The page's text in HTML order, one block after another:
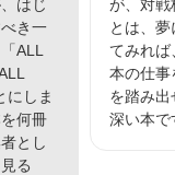
はじ
き一
ALL
にしま
何冊
とし
る
が、対戦
とは、
てみれ
本の仕事
を踏み
深い本で